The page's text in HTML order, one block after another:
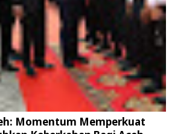
Momentum Memperkuat